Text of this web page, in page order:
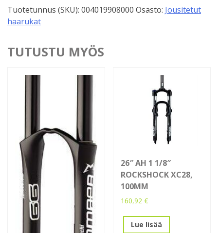
Tuotetunnus (SKU): 004019908000 Osasto: Jousitetut
haarukat
TUTUSTU MYÖS
26″ AH 1 1/8″
ROCKSHOCK XC28,
100MM
160,92€
Lue lisää